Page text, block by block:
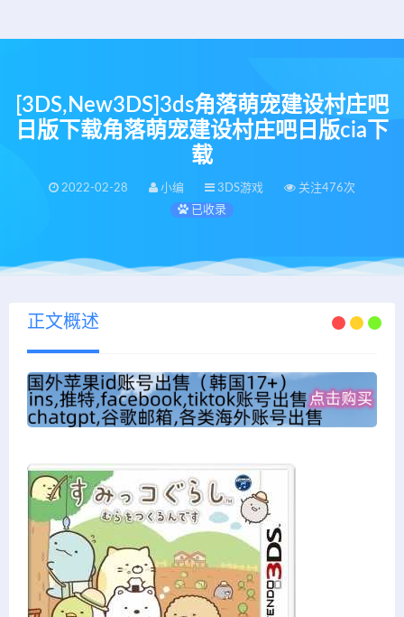
[3DS,New3DS]3ds角落萌宠建设村庄吧
日版下载角落萌宠建设村庄吧日版cia下
载
2022-02-28 小编 3DS游戏
关注476次
已收录
正文概述